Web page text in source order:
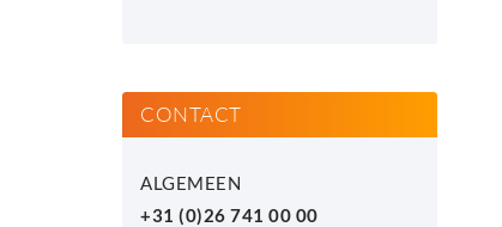
CONTACT
ALGEMEEN
+31 (0)26 741 00 00